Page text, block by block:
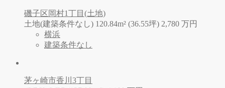
磯子区岡村1丁目(土地)
土地(建築条件なし) 120.84m² (36.55坪) 2,780 万円
横浜
建築条件なし
茅ヶ崎市香川3丁目